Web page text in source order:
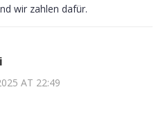
wir zahlen dafür.
AT 22:49